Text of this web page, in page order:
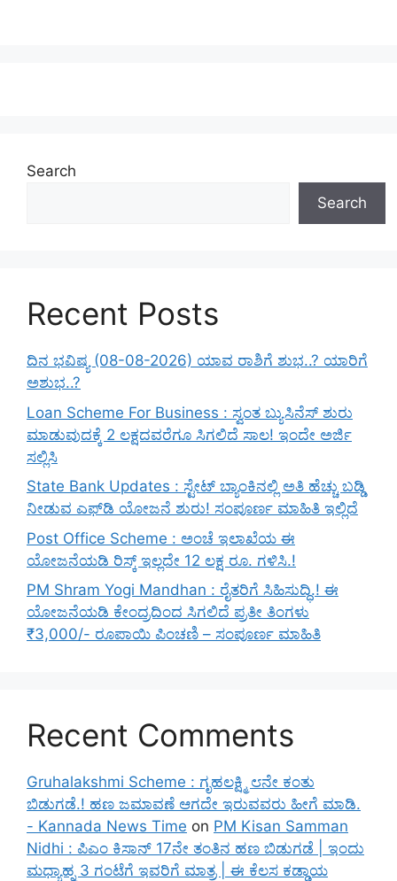
Search
Search
Recent Posts
ದಿನ ಭವಿಷ್ಯ (08-08-2026) ಯಾವ ರಾಶಿಗೆ ಶುಭ..? ಯಾರಿಗೆ
ಅಶುಭ..?
Loan Scheme For Business : ಸ್ವಂತ ಬ್ಯುಸಿನೆಸ್ ಶುರು
ಮಾಡುವುದಕ್ಕೆ 2 ಲಕ್ಷದವರೆಗೂ ಸಿಗಲಿದೆ ಸಾಲ! ಇಂದೇ ಅರ್ಜಿ
ಸಲ್ಲಿಸಿ
State Bank Updates : ಸ್ಟೇಟ್ ಬ್ಯಾಂಕಿನಲ್ಲಿ ಅತಿ ಹೆಚ್ಚು ಬಡ್ಡಿ
ನೀಡುವ ಎಫ್‌ಡಿ ಯೋಜನೆ ಶುರು! ಸಂಪೂರ್ಣ ಮಾಹಿತಿ ಇಲ್ಲಿದೆ
Post Office Scheme : ಅಂಚೆ ಇಲಾಖೆಯ ಈ
ಯೋಜನೆಯಡಿ ರಿಸ್ಕ್‌ ಇಲ್ಲದೇ 12 ಲಕ್ಷ ರೂ. ಗಳಿಸಿ.!
PM Shram Yogi Mandhan : ರೈತರಿಗೆ ಸಿಹಿಸುದ್ಧಿ.! ಈ
ಯೋಜನೆಯಡಿ ಕೇಂದ್ರದಿಂದ ಸಿಗಲಿದೆ ಪ್ರತೀ ತಿಂಗಳು
₹3,000/- ರೂಪಾಯಿ ಪಿಂಚಣಿ – ಸಂಪೂರ್ಣ ಮಾಹಿತಿ
Recent Comments
Gruhalakshmi Scheme : ಗೃಹಲಕ್ಷ್ಮಿ ೮ನೇ ಕಂತು
ಬಿಡುಗಡೆ.! ಹಣ ಜಮಾವಣೆ ಆಗದೇ ಇರುವವರು ಹೀಗೆ ಮಾಡಿ.
- Kannada News Time on PM Kisan Samman
Nidhi : ಪಿಎಂ ಕಿಸಾನ್ 17ನೇ ತಂತಿನ ಹಣ ಬಿಡುಗಡೆ | ಇಂದು
ಮಧ್ಯಾಹ್ನ 3 ಗಂಟೆಗೆ ಇವರಿಗೆ ಮಾತ್ರ | ಈ ಕೆಲಸ ಕಡ್ಡಾಯ